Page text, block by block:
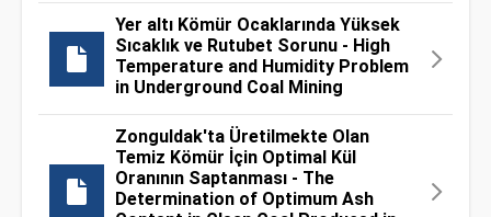
Yer altı Kömür Ocaklarında Yüksek
Sıcaklık ve Rutubet Sorunu - High
Temperature and Humidity Problem
in Underground Coal Mining
Zonguldak'ta Üretilmekte Olan
Temiz Kömür İçin Optimal Kül
Oranının Saptanması - The
Determination of Optimum Ash